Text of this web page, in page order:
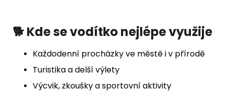
🐕 Kde se vodítko nejlépe využije
Každodenní procházky ve městě i v přírodě
Turistika a delší výlety
Výcvik, zkoušky a sportovní aktivity